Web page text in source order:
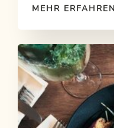
MEHR ERFAHREN